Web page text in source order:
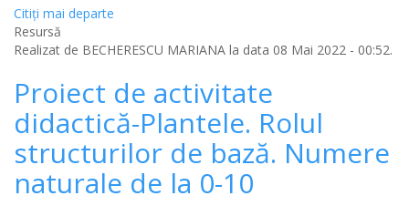
Citiţi mai departe
Resursă
Realizat de BECHERESCU MARIANA la data 08 Mai 2022 - 00:52.
Proiect de activitate
didactică-Plantele. Rolul
structurilor de bază. Numere
naturale de la 0-10